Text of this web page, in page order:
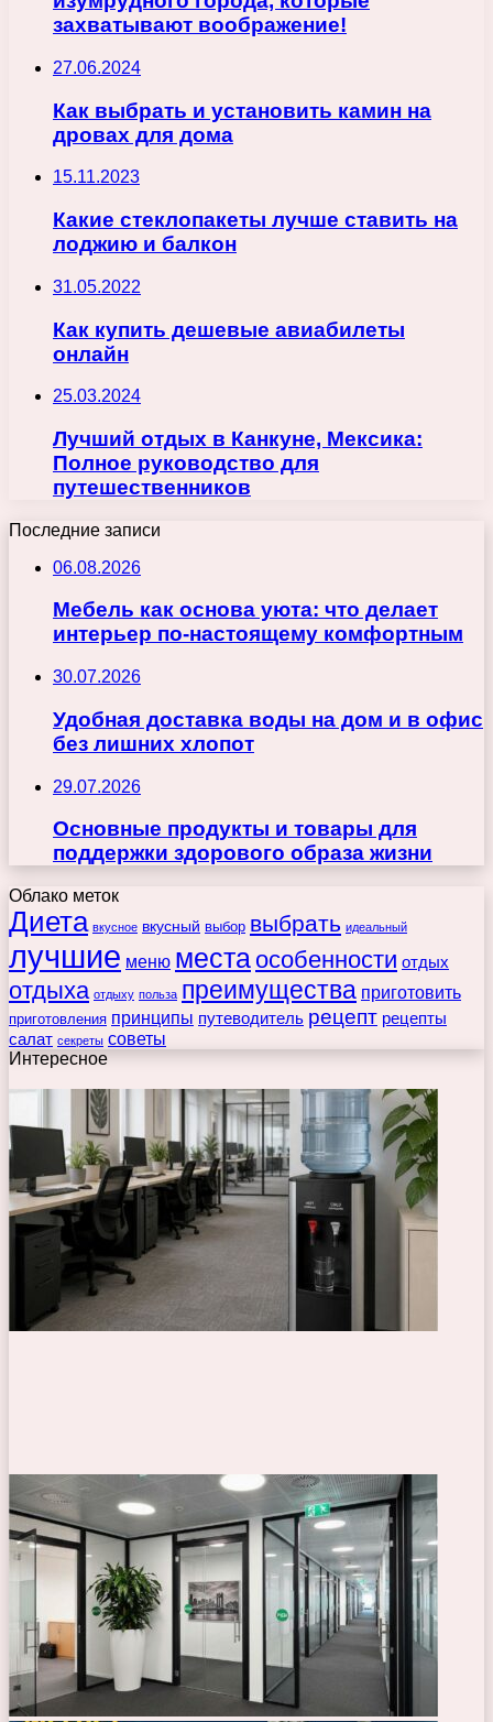
захватывают воображение!
27.06.2024
Как выбрать и установить камин на
дровах для дома
15.11.2023
Какие стеклопакеты лучше ставить на
лоджию и балкон
31.05.2022
Как купить дешевые авиабилеты
онлайн
25.03.2024
Лучший отдых в Канкуне, Мексика:
Полное руководство для
путешественников
Последние записи
06.08.2026
Мебель как основа уюта: что делает
интерьер по-настоящему комфортным
30.07.2026
Удобная доставка воды на дом и в офис
без лишних хлопот
29.07.2026
Основные продукты и товары для
поддержки здорового образа жизни
Облако меток
Диета вкусное вкусный выбор выбрать идеальный
лучшие меню места особенности отдых
отдыха отдыху польза преимущества приготовить
приготовления принципы путеводитель рецепт рецепты
салат секреты советы
Интересное